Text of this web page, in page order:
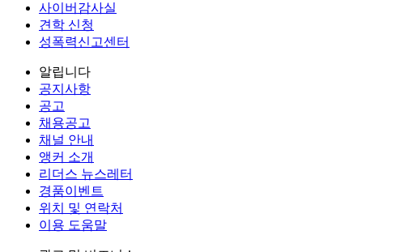
사이버감사실
견학 신청
성폭력신고센터
알립니다
공지사항
공고
채용공고
채널 안내
앵커 소개
리더스 뉴스레터
경품이벤트
위치 및 연락처
이용 도움말